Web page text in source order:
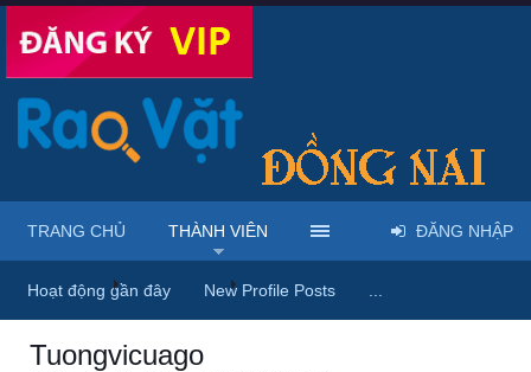
Trang chủ Thành viên Tuongvicuago
Tuongvicuago
TRANG CHỦ THÀNH VIÊN
Hoạt động gần đây New Profile Posts
ĐĂNG NHẬP